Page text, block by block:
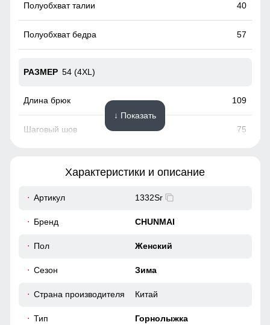
Карманы служат местом хранения различных мелочей.
40
57
54 (4XL)
109
75
↓ Показать
Характеристики и описание
Артикул 1332Sr
Бренд CHUNMAI
Пол Женский
Сезон Зима
Страна производителя Китай
Тип Горнолыжка